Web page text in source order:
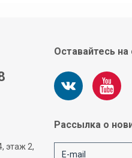
этаж 2,
Оставайтесь на
Рассылка о